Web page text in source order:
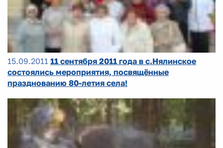
15.09.2011 11 сентября 2011 года в с.Нялинское
состоялись мероприятия, посвящённые
празднованию 80-летия села!